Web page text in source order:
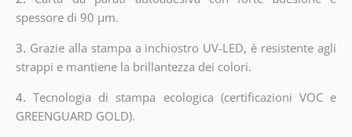
spessore di 90 µm.
3. Grazie alla stampa a inchiostro UV-LED, è resistente agli
strappi e mantiene la brillantezza dei colori.
4.Tecnologia di stampa ecologica (certificazioni VOC e
GREENGUARD GOLD).